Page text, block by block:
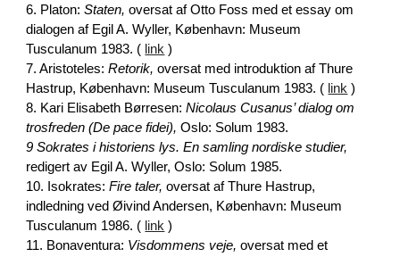
6. Platon:Staten, oversat af Otto Foss med et essay om
dialogen af Egil A. Wyller, København: Museum
Tusculanum 1983. ( link )
7. Aristoteles:Retorik, oversat med introduktion af Thure
Hastrup, København: Museum Tusculanum 1983. ( link )
8. Kari Elisabeth Børresen:Nicolaus Cusanus’ dialog om
trosfreden (De pace fidei),Oslo: Solum 1983.
9 Sokrates i historiens lys. En samling nordiske studier,
redigert av Egil A. Wyller, Oslo: Solum 1985.
10. Isokrates:Fire taler, oversat af Thure Hastrup,
indledning ved Øivind Andersen, København: Museum
Tusculanum 1986. ( link )
11. Bonaventura: Visdommens veje, oversat med et